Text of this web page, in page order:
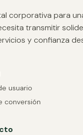
corporativa para
transmitir
y confianza
usuario
conversión